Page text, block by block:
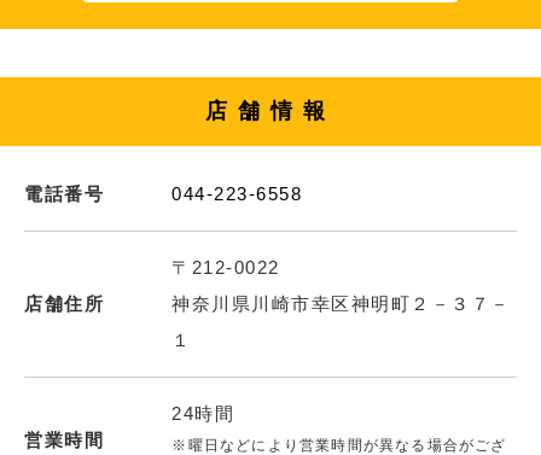
店舗情報
電話番号 044-223-6558
店舗住所
〒212-0022
神奈川県川崎市幸区神明町２－３７－
１
営業時間
24時間
※曜日などにより営業時間が異なる場合がござ